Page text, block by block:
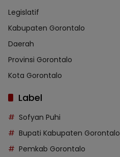
Legislatif
Kabupaten Gorontalo
Daerah
Provinsi Gorontalo
Kota Gorontalo
Label
Sofyan Puhi
Bupati Kabupaten Gorontalo
Pemkab Gorontalo